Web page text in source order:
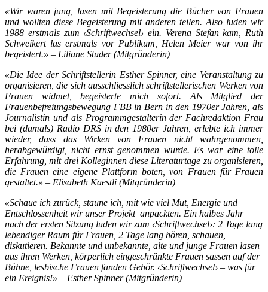
«Wir waren jung, lasen mit Begeisterung die Bücher von Frauen
und wollten diese Begeisterung mit anderen teilen. Also luden wir
1988 erstmals zum ‹Schriftwechsel› ein. Verena Stefan kam, Ruth
Schweikert las erstmals vor Publikum, Helen Meier war von ihr
begeistert.» – Liliane Studer (Mitgründerin)
«Die Idee der Schriftstellerin Esther Spinner, eine Veranstaltung zu
organisieren, die sich ausschliesslich schriftstellerischen Werken von
Frauen widmet, begeisterte mich sofort. Als Mitglied der
Frauenbefreiungsbewegung FBB in Bern in den 1970er Jahren, als
Journalistin und als Programmgestalterin der Fachredaktion Frau
bei (damals) Radio DRS in den 1980er Jahren, erlebte ich immer
wieder, dass das Wirken von Frauen nicht wahrgenommen,
herabgewürdigt, nicht ernst genommen wurde. Es war eine tolle
Erfahrung, mit drei Kolleginnen diese Literaturtage zu organisieren,
die Frauen eine eigene Plattform boten, von Frauen für Frauen
gestaltet.» – Elisabeth Kaestli (Mitgründerin)
«Schaue ich zurück, staune ich, mit wie viel Mut, Energie und
Entschlossenheit wir unser Projekt anpackten. Ein halbes Jahr
nach der ersten Sitzung luden wir zum ‹Schriftwechsel›: 2 Tage lang
lebendiger Raum für Frauen, 2 Tage lang hören, schauen,
diskutieren. Bekannte und unbekannte, alte und junge Frauen lasen
aus ihren Werken, körperlich eingeschränkte Frauen sassen auf der
Bühne, lesbische Frauen fanden Gehör. ‹Schriftwechsel› – was für
ein Ereignis!» – Esther Spinner (Mitgründerin)